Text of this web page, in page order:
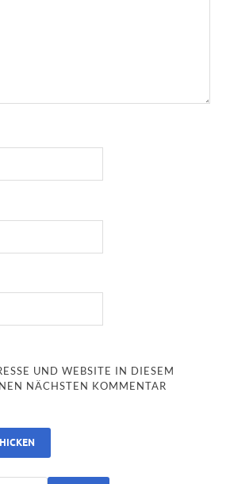
UND WEBSITE IN DIESEM
NÄCHSTEN KOMMENTAR